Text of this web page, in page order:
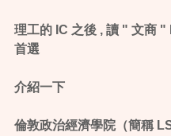
理工的 IC 之後 , 讀 " 文商 "
首選
介紹一下
倫敦政治經濟學院（簡稱